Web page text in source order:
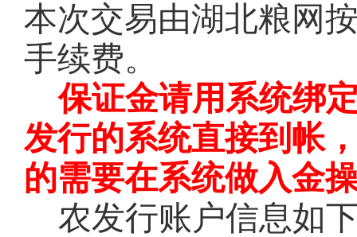
本次交易由湖北粮网
手续费。
保证金请用系统绑
发行的系统直接到帐
的需要在系统做入金
农发行账户信息如